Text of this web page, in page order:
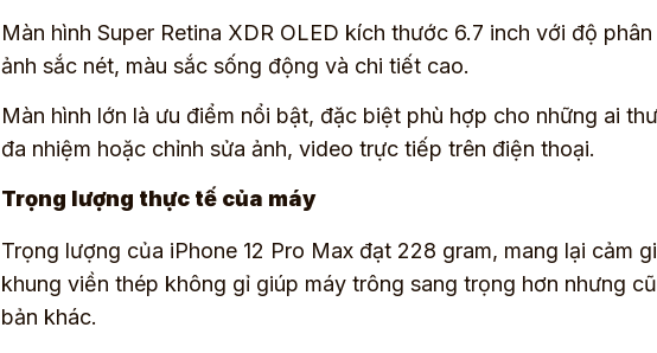
Màn hình Super Retina XDR OLED kích thước 6.7 inch với độ
ảnh sắc nét, màu sắc sống động và chi tiết cao.
Màn hình lớn là ưu điểm nổi bật, đặc biệt phù hợp cho những ai
đa nhiệm hoặc chỉnh sửa ảnh, video trực tiếp trên điện thoại.
Trọng lượng thực tế của máy
Trọng lượng của iPhone 12 Pro Max đạt 228 gram, mang lại cảm
khung viền thép không gỉ giúp máy trông sang trọng hơn nhưng
bản khác.